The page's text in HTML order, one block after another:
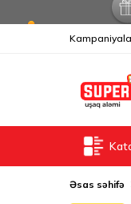
Əsas səhifə